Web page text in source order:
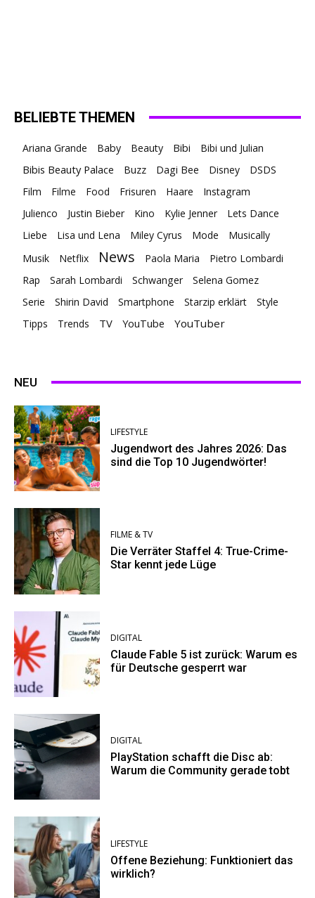
BELIEBTE THEMEN
Ariana Grande Baby Beauty Bibi Bibi und Julian
Bibis Beauty Palace Buzz Dagi Bee Disney
DSDS
Film
Filme Food Frisuren Haare
Instagram
Julienco
Justin Bieber Kino Kylie Jenner
Lets Dance
Liebe
Lisa und Lena Miley Cyrus Mode
Musically
Musik
Netflix News Paola Maria
Pietro Lombardi
Rap
Sarah Lombardi Schwanger
Selena Gomez
Serie
Shirin David Smartphone Starzip erklärt
Style
Tipps
Trends TV YouTube YouTuber
NEU
LIFESTYLE
Jugendwort des Jahres 2026: Das
sind die Top 10 Jugendwörter!
FILME & TV
Die Verräter Staffel 4: True-Crime-
Star kennt jede Lüge
DIGITAL
Claude Fable 5 ist zurück: Warum es
für Deutsche gesperrt war
DIGITAL
PlayStation schafft die Disc ab:
Warum die Community gerade tobt
LIFESTYLE
Offene Beziehung: Funktioniert das
wirklich?